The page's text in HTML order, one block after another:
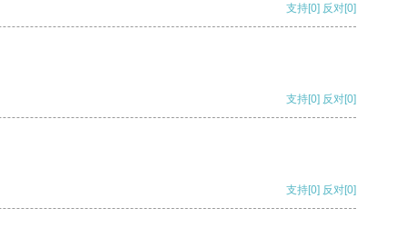
支持[0] 反对[0]
支持[0] 反对[0]
支持[0] 反对[0]